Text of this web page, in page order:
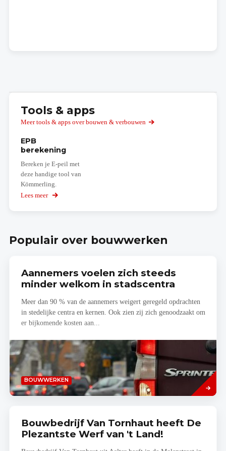
Tools & apps
Meer tools & apps over bouwen & verbouwen
EPB
berekening
Bereken je E-peil met
deze handige tool van
Kömmerling.
Lees meer over
Populair over bouwwerken
Aannemers voelen zich steeds
minder welkom in stadscentra
Meer dan 90 % van de aannemers weigert geregeld opdrachten
in stedelijke centra en kernen. Ook zien zij zich genoodzaakt om
er bijkomende kosten aan...
BOUWWERKEN
Lees
meer
Bouwbedrijf Van Tornhaut heeft De
Plezantste Werf van 't Land!